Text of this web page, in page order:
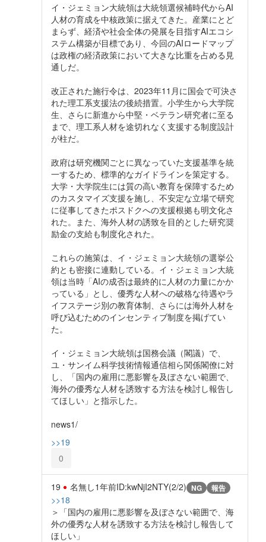
イ・ジェミョン大統領は大統領選候補時代からAI
人材の育成を中核政策に据えてきた。産業にとど
まらず、経済や社会全体の発展を目指すAIエコシ
ステム構築が目標であり、今回のAIロードマップ
は政権の経済政策において大きな比重を占める見
通しだ。
改正された施行令は、2023年11月に国会で可決さ
れた理工系支援法の後続措置。小学生から大学院
生、さらに新進から中堅・ベテラン研究者に至る
まで、理工系人材を途切れなく支援する制度設計
が柱だ。
政府は研究機関ごとに異なっていた支援基準を統
一するため、標準的なガイドラインを策定する。
大学・大学院生には質の高い教育を保障するため
のカスタマイズ支援を施し、不安定な立場で研究
に従事してきたポスドクへの支援根拠も明文化さ
れた。また、海外人材の誘致を目的とした研究奨
励金の支給も制度化された。
これらの施策は、イ・ジェミョン大統領の選挙公
約とも密接に連動している。イ・ジェミョン大統
領は当時「AIの成否は最終的に人材の力量にかか
っている」とし、優秀な人材への破格な待遇やラ
イフステージ別の教育体制、さらには海外人材を
呼び込むためのインセンティブ制度を掲げてい
た。
イ・ジェミョン大統領は国務会議（閣議）で、
ユ・サンイム科学技術情報通信相ら関係閣僚に対
し、「国内の雇用に悪影響を及ぼさない範囲で、
海外の優秀な人材を誘致する方法を検討し報告し
てほしい」と指示した。
news1/
>>19
0
19 名無し1年前ID:kwNjI2NTY(2/2) NG 報告
>>18
＞「国内の雇用に悪影響を及ぼさない範囲で、海
外の優秀な人材を誘致する方法を検討し報告して
ほしい」